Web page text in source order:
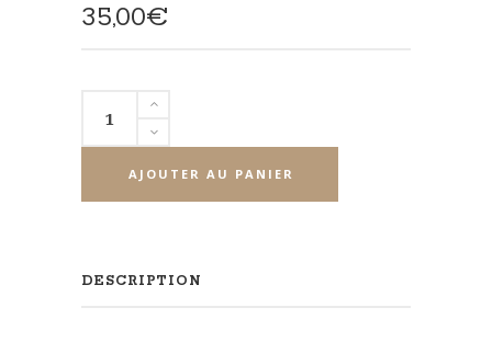
35,00€
AJOUTER AU PANIER
DESCRIPTION